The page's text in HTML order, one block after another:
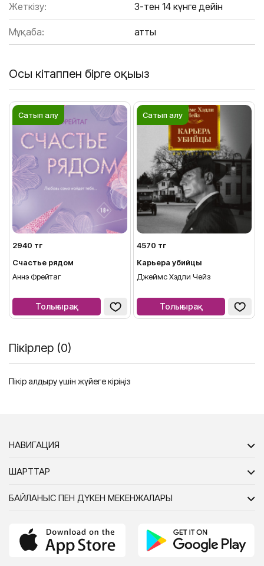
Жеткізу: 3-тен 14 күнге дейін
Мұқаба: Қатты
Осы кітаппен бірге оқыңыз
Сатып алу
2940 тг
Счастье рядом
Аннэ Фрейтаг
Толығырақ
Сатып алу
4570 тг
Карьера убийцы
Джеймс Хэдли Чейз
Толығырақ
Пікірлер (0)
Пікір қалдыру үшін жүйеге кіріңіз
НАВИГАЦИЯ
ШАРТТАР
БАЙЛАНЫС ПЕН ДҮКЕН МЕКЕНЖАЛАРЫ